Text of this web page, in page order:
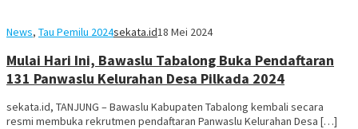
News, Tau Pemilu 2024sekata.id18 Mei 2024
Mulai Hari Ini, Bawaslu Tabalong Buka Pendaftaran
131 Panwaslu Kelurahan Desa Pilkada 2024
sekata.id, TANJUNG – Bawaslu Kabupaten Tabalong kembali secara
resmi membuka rekrutmen pendaftaran Panwaslu Kelurahan Desa […]